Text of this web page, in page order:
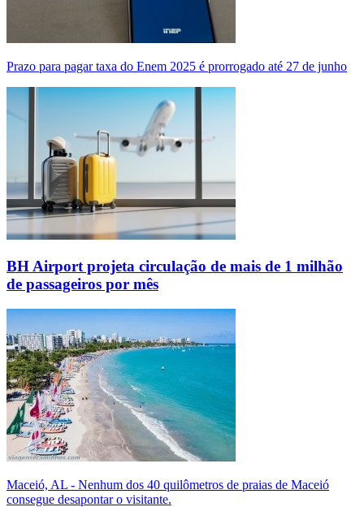
Prazo para pagar taxa do Enem 2025 é prorrogado até 27 de junho
BH Airport projeta circulação de mais de 1 milhão
de passageiros por mês
Maceió, AL - Nenhum dos 40 quilômetros de praias de Maceió
consegue desapontar o visitante.